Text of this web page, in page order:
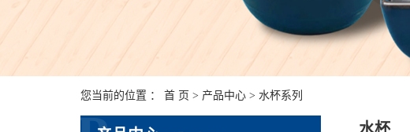
您当前的位置 ： 首 页 > 产品中心 > 水杯系列
水杯